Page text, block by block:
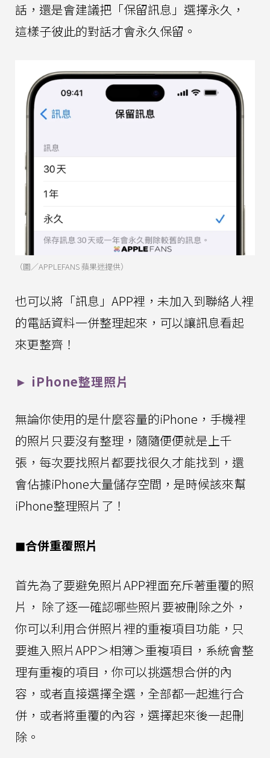
話，還是會建議把「保留訊息」選擇永久，
這樣子彼此的對話才會永久保留。
（圖／APPLEFANS 蘋果迷提供）
也可以將「訊息」APP裡，未加入到聯絡人裡
的電話資料一併整理起來，可以讓訊息看起
來更整齊！
► iPhone整理照片
無論你使用的是什麼容量的iPhone，手機裡
的照片只要沒有整理，隨隨便便就是上千
張，每次要找照片都要找很久才能找到，還
會佔據iPhone大量儲存空間，是時候該來幫
iPhone整理照片了！
◼︎合併重覆照片
首先為了要避免照片APP裡面充斥著重覆的照
片， 除了逐一確認哪些照片要被刪除之外，
你可以利用合併照片裡的重複項目功能，只
要進入照片APP＞相簿＞重複項目，系統會整
理有重複的項目，你可以挑選想合併的內
容，或者直接選擇全選，全部都一起進行合
併，或者將重覆的內容，選擇起來後一起刪
除。